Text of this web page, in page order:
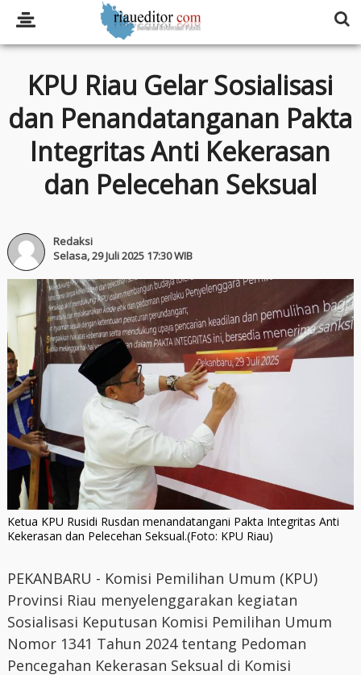
KPU Riau Gelar Sosialisasi
dan Penandatanganan Pakta
Integritas Anti Kekerasan
dan Pelecehan Seksual
Redaksi
Selasa, 29 Juli 2025 17:30 WIB
Ketua KPU Rusidi Rusdan menandatangani Pakta Integritas Anti
Kekerasan dan Pelecehan Seksual.(Foto: KPU Riau)
PEKANBARU - Komisi Pemilihan Umum (KPU)
Provinsi Riau menyelenggarakan kegiatan
Sosialisasi Keputusan Komisi Pemilihan Umum
Nomor 1341 Tahun 2024 tentang Pedoman
Pencegahan Kekerasan Seksual di Komisi